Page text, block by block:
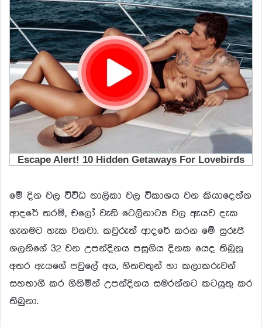
මේ දින වල විවිධ නාලිකා වල විකාශය වන කියාදෙන්න
ආදරේ තරම්, චලෝ වැනි ටෙලිනාට්‍ය වල ඇයව දැක
ගැනමට හැක වනවා. කවුරුත් ආදරේ කරන මේ සුරූපී
ශලනිගේ 32 වන උපන්දිනය පසුගිය දිනක යෙද තිබුනු
අතර ඇයගේ පවුලේ අය, හිතවතුන් හා කලාකරුවන්
සහභාගී කර ගිනිමින් උපන්දිනය සමරන්නට කටයුතු කර
තිබුනා.